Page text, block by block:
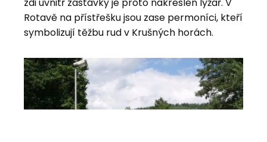
Rotavě na přístřešku jsou zase permoníci, kteří
symbolizují těžbu rud v Krušných horách.